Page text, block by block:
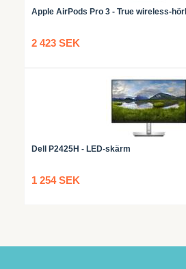
Apple AirPods Pro 3 - True wireless-
2 423 SEK
Dell P2425H - LED-skärm
1 254 SEK